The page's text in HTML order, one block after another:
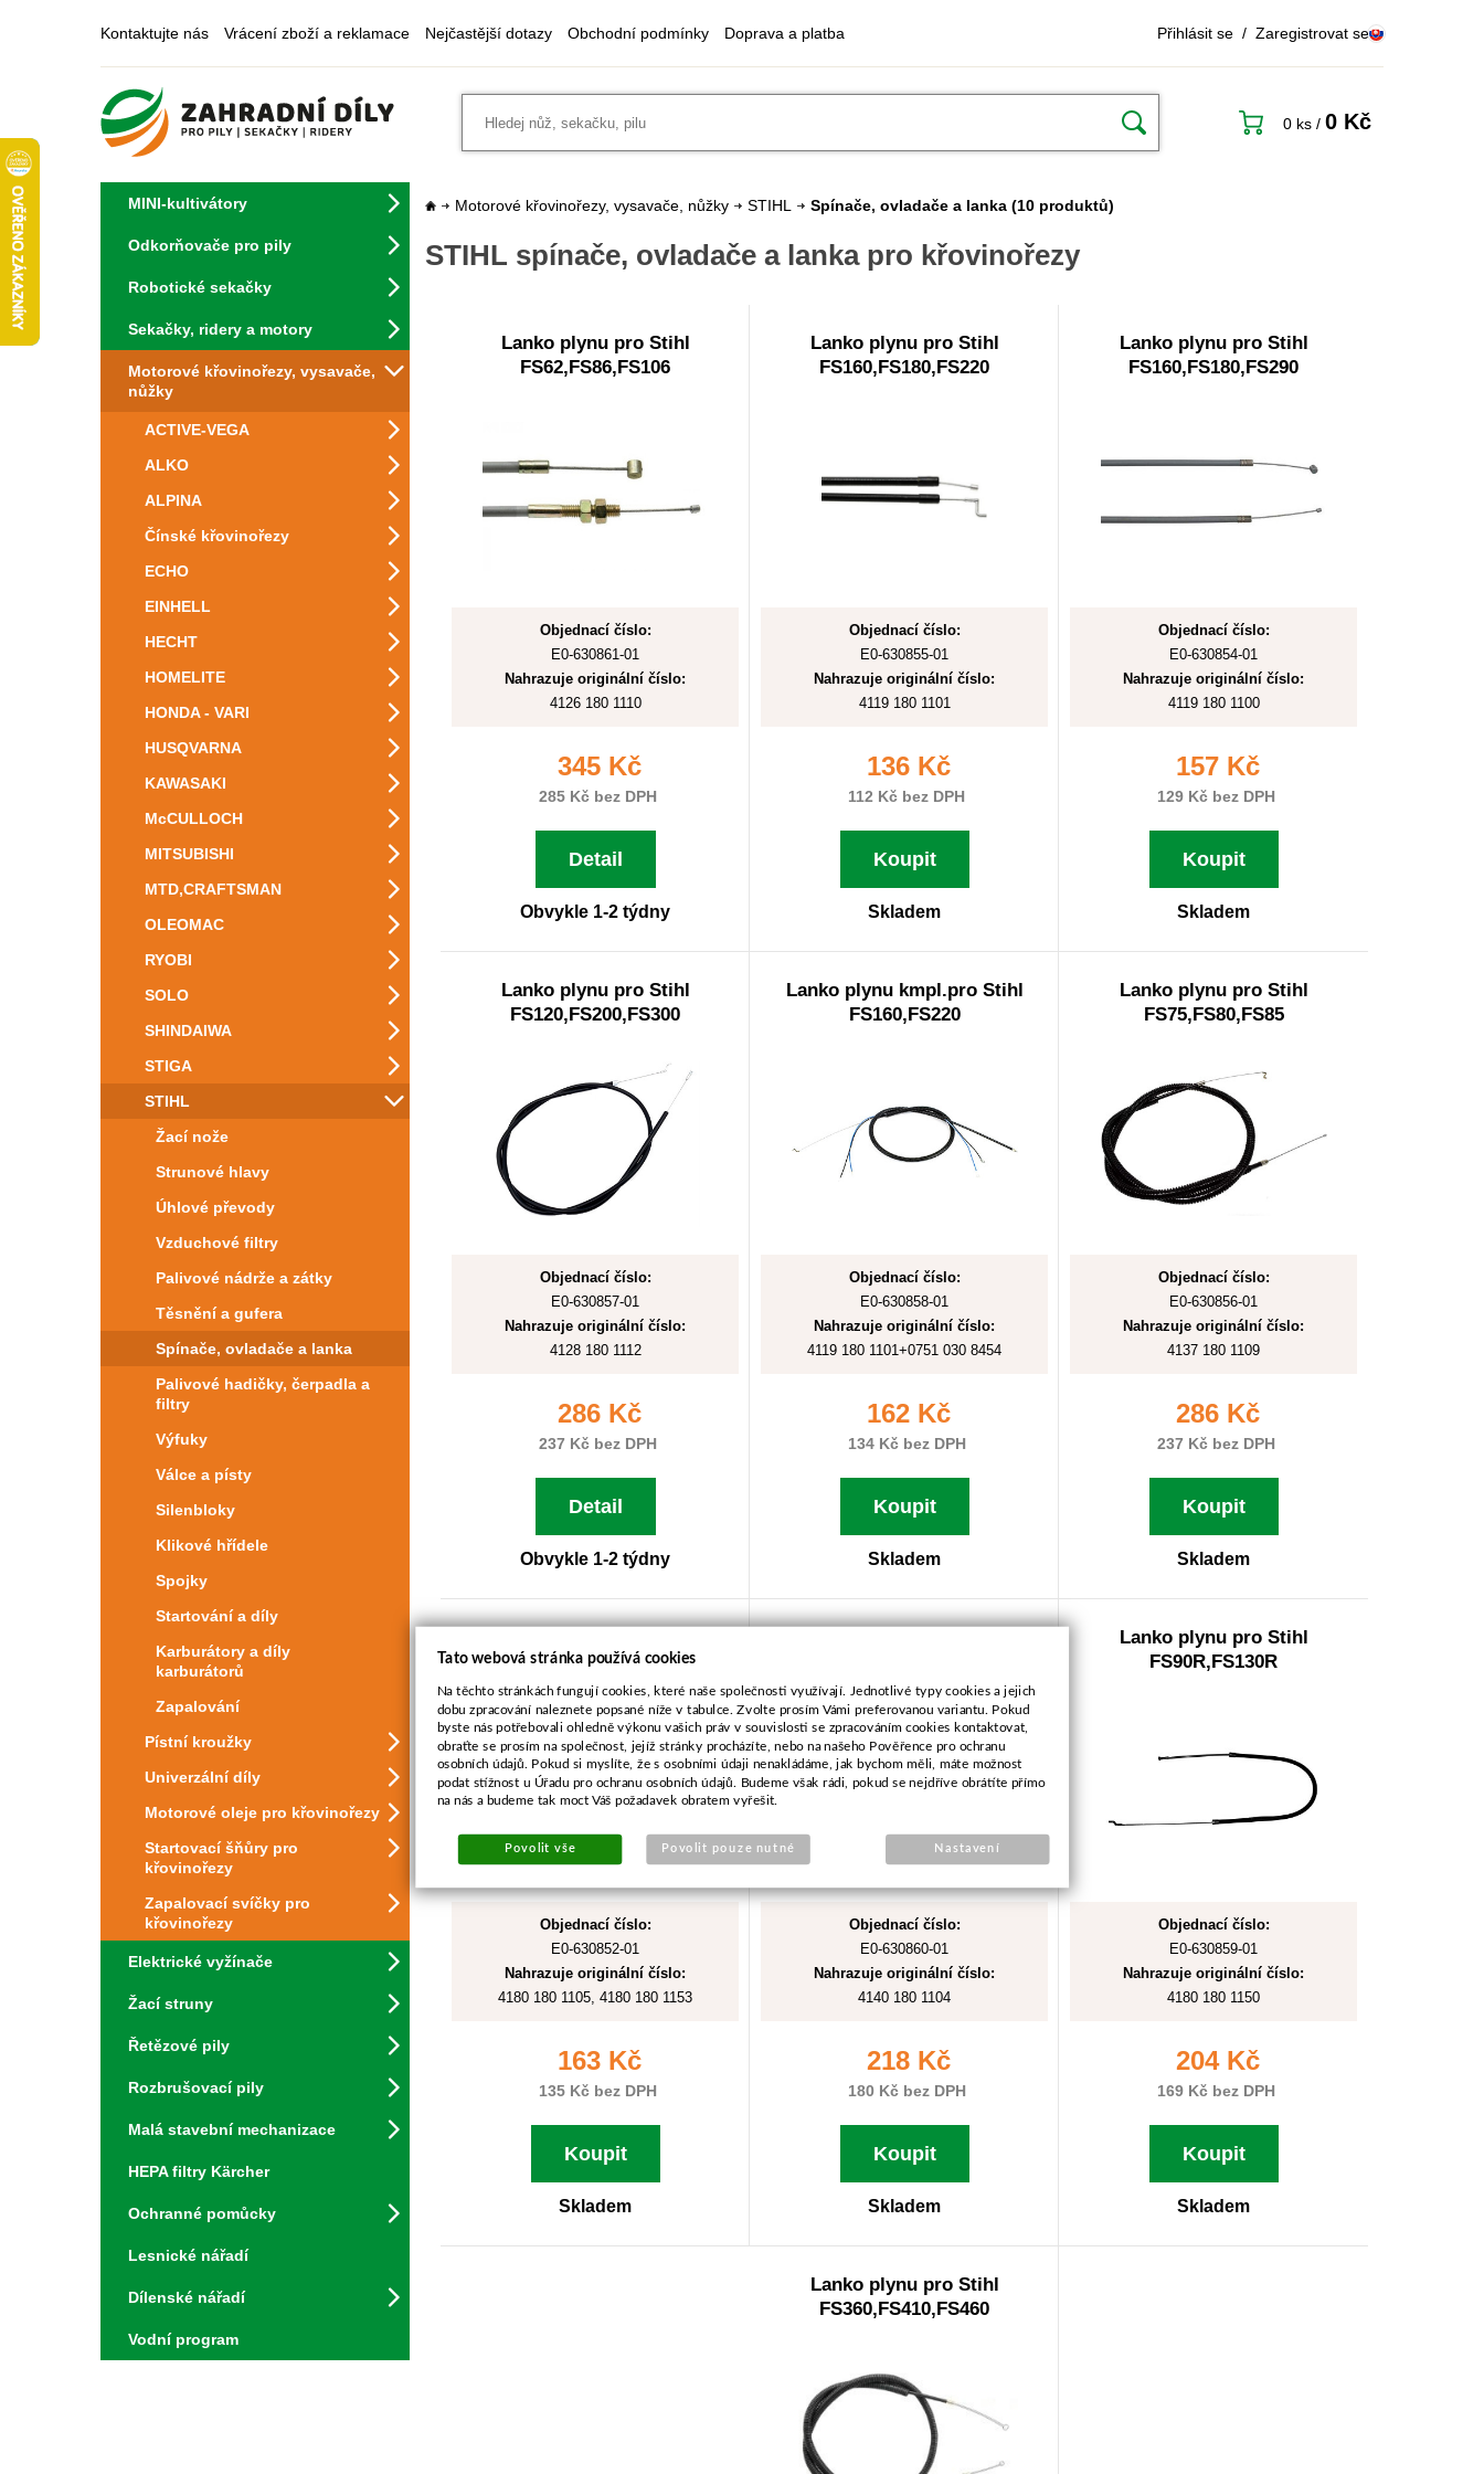
Kontaktujte nás Vrácení zboží a reklamace Nejčastější dotazy Obchodní podmínky Doprava a platba Přihlásit se / Zaregistrovat se
0 ks / 0 Kč
MINI-kultivátory
Odkorňovače pro pily
Robotické sekačky
Sekačky, ridery a motory
Motorové křovinořezy, vysavače,
nůžky
ACTIVE-VEGA
ALKO
ALPINA
Čínské křovinořezy
ECHO
EINHELL
HECHT
HOMELITE
HONDA - VARI
HUSQVARNA
KAWASAKI
McCULLOCH
MITSUBISHI
MTD,CRAFTSMAN
OLEOMAC
RYOBI
SOLO
SHINDAIWA
STIGA
STIHL
Žací nože
Strunové hlavy
Úhlové převody
Vzduchové filtry
Palivové nádrže a zátky
Těsnění a gufera
Spínače, ovladače a lanka
Palivové hadičky, čerpadla a
filtry
Výfuky
Válce a písty
Silenbloky
Klikové hřídele
Spojky
Startování a díly
Karburátory a díly
karburátorů
Zapalování
Pístní kroužky
Univerzální díly
Motorové oleje pro křovinořezy
Startovací šňůry pro
křovinořezy
Zapalovací svíčky pro
křovinořezy
Elektrické vyžínače
Žací struny
Řetězové pily
Rozbrušovací pily
Malá stavební mechanizace
HEPA filtry Kärcher
Ochranné pomůcky
Lesnické nářadí
Dílenské nářadí
Vodní program
Motorové křovinořezy, vysavače, nůžky STIHL Spínače, ovladače a lanka (10 produktů)
STIHL spínače, ovladače a lanka pro křovinořezy
Lanko plynu pro Stihl
FS62,FS86,FS106
Objednací číslo:
E0-630861-01
Nahrazuje originální číslo:
4126 180 1110
345 Kč
285 Kč bez DPH
Detail
Obvykle 1-2 týdny
Lanko plynu pro Stihl
FS160,FS180,FS220
Objednací číslo:
E0-630855-01
Nahrazuje originální číslo:
4119 180 1101
136 Kč
112 Kč bez DPH
Koupit
Skladem
Lanko plynu pro Stihl
FS160,FS180,FS290
Objednací číslo:
E0-630854-01
Nahrazuje originální číslo:
4119 180 1100
157 Kč
129 Kč bez DPH
Koupit
Skladem
Lanko plynu pro Stihl
FS120,FS200,FS300
Objednací číslo:
E0-630857-01
Nahrazuje originální číslo:
4128 180 1112
286 Kč
237 Kč bez DPH
Detail
Obvykle 1-2 týdny
Lanko plynu kmpl.pro Stihl
FS160,FS220
Objednací číslo:
E0-630858-01
Nahrazuje originální číslo:
4119 180 1101+0751 030 8454
162 Kč
134 Kč bez DPH
Koupit
Skladem
Lanko plynu pro Stihl
FS75,FS80,FS85
Objednací číslo:
E0-630856-01
Nahrazuje originální číslo:
4137 180 1109
286 Kč
237 Kč bez DPH
Koupit
Skladem
FS38,FS46,FS55
Objednací číslo:
E0-630852-01
Nahrazuje originální číslo:
4180 180 1105, 4180 180 1153
163 Kč
135 Kč bez DPH
Koupit
Skladem
Objednací číslo:
E0-630860-01
Nahrazuje originální číslo:
4140 180 1104
218 Kč
180 Kč bez DPH
Koupit
Skladem
Lanko plynu pro Stihl
FS90R,FS130R
Objednací číslo:
E0-630859-01
Nahrazuje originální číslo:
4180 180 1150
204 Kč
169 Kč bez DPH
Koupit
Skladem
Lanko plynu pro Stihl
FS360,FS410,FS460
Tato webová stránka používá cookies
Na těchto stránkách fungují cookies, které naše společnosti využívají. Jednotlivé typy cookies a jejich
dobu zpracování naleznete popsané níže v tabulce. Zvolte prosím Vámi preferovanou variantu. Pokud
byste nás potřebovali ohledně výkonu vašich práv v souvislosti se zpracováním cookies kontaktovat,
obraťte se prosím na společnost, jejíž stránky procházíte, nebo na našeho Pověřence pro ochranu
osobních údajů. Pokud si myslíte, že s osobními údaji nenakládáme, jak bychom měli, máte možnost
podat stížnost u Úřadu pro ochranu osobních údajů. Budeme však rádi, pokud se nejdříve obrátíte přímo
na nás a budeme tak moct Váš požadavek obratem vyřešit.
Povolit vše Povolit pouze nutné Nastavení